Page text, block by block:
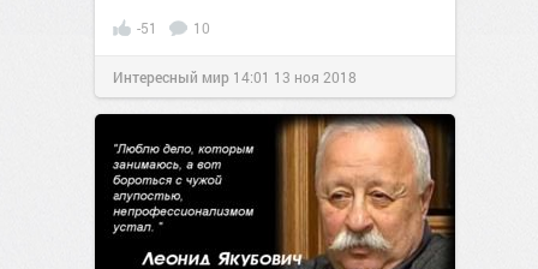
-51 10
Интересный мир 14:01 13 ноя 2018